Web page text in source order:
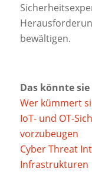
bewältigen.
Das könnte
Wer kümmert
IoT- und OT-
vorzubeugen
Cyber Threat
Infrastrukturen